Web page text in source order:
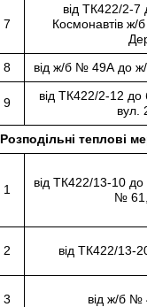
7
від ТК422/2-
Космонавтів
8
від ж/б № 49А до
9
від ТК422/2-12
вул.
Розподільні теплові
1
від ТК422/13-10
№
2 від ТК422/
3 від ж/б